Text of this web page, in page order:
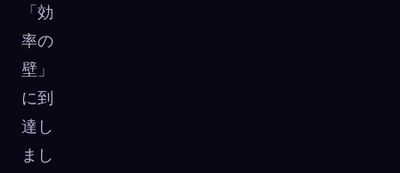
「効
率の
壁」
に到
達し
まし